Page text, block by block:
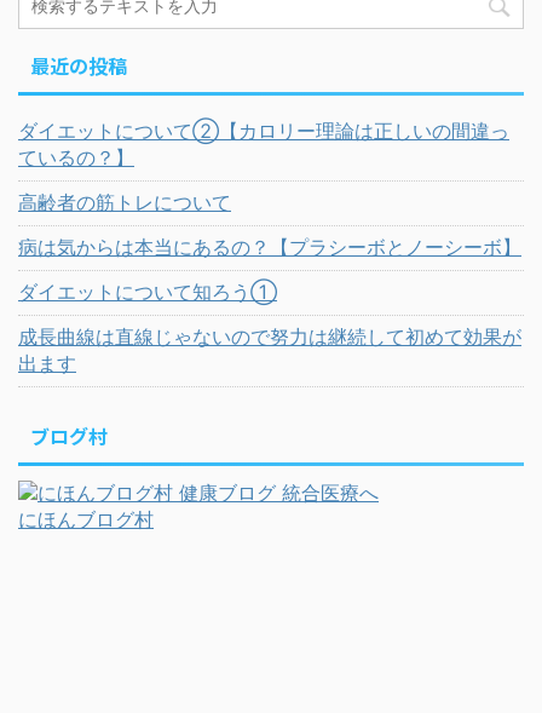
最近の投稿
ダイエットについて②【カロリー理論は正しいの間違っ
ているの？】
高齢者の筋トレについて
病は気からは本当にあるの？【プラシーボとノーシーボ】
ダイエットについて知ろう①
成長曲線は直線じゃないので努力は継続して初めて効果が
出ます
ブログ村
にほんブログ村